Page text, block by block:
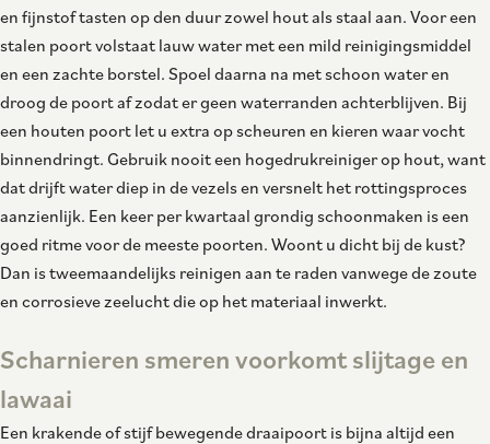
en fijnstof tasten op den duur zowel hout als staal aan. Voor een
stalen poort volstaat lauw water met een mild reinigingsmiddel
en een zachte borstel. Spoel daarna na met schoon water en
droog de poort af zodat er geen waterranden achterblijven. Bij
een houten poort let u extra op scheuren en kieren waar vocht
binnendringt. Gebruik nooit een hogedrukreiniger op hout, want
dat drijft water diep in de vezels en versnelt het rottingsproces
aanzienlijk. Een keer per kwartaal grondig schoonmaken is een
goed ritme voor de meeste poorten. Woont u dicht bij de kust?
Dan is tweemaandelijks reinigen aan te raden vanwege de zoute
en corrosieve zeelucht die op het materiaal inwerkt.
Scharnieren smeren voorkomt slijtage en
lawaai
Een krakende of stijf bewegende draaipoort is bijna altijd een